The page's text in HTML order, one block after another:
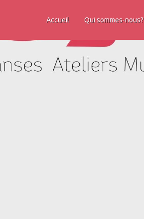
Accueil Qui sommes-nous?